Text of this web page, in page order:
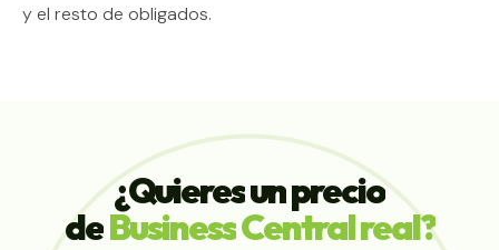
y el resto de obligados.
¿Quieresunprecio
deBusinessCentralreal?